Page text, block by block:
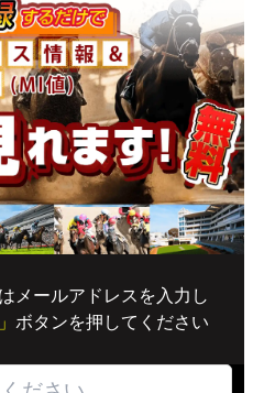
メールアドレスを入力し
ボタンを押してください